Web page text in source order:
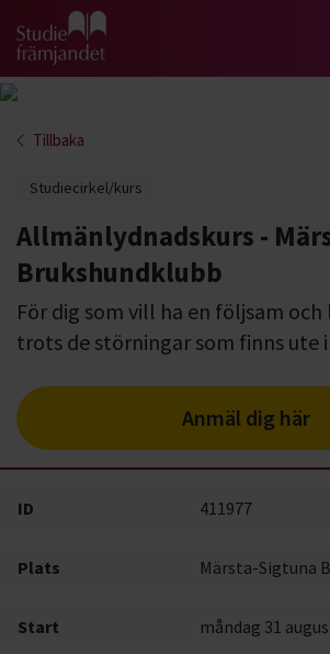
Gå till studiefrämjandets startsida
Tillbaka
Studiecirkel/kurs
Allmänlydnadskurs -
Brukshundklubb
För dig som vill ha en följsam
trots de störningar som finns ute
Anmäl dig här
ID 411977
Plats Märsta-Sigtuna
Start måndag 31